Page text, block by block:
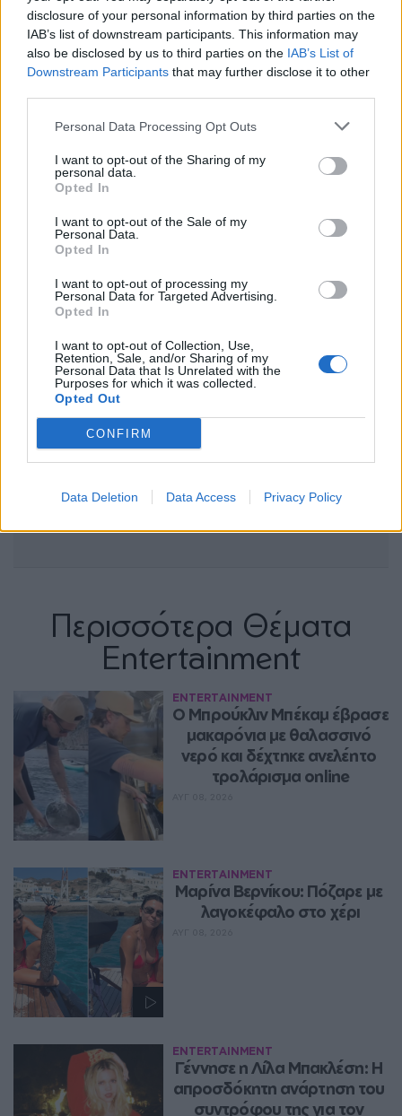
disclosure of your personal information by third parties on the
IAB’s list of downstream participants. This information may
also be disclosed by us to third parties on the IAB’s List of
Downstream Participants that may further disclose it to other
Personal Data Processing Opt Outs
I want to opt-out of the Sharing of my
personal data.
Opted In
I want to opt-out of the Sale of my
Personal Data.
Opted In
I want to opt-out of processing my
Personal Data for Targeted Advertising.
Opted In
I want to opt-out of Collection, Use,
Retention, Sale, and/or Sharing of my
Personal Data that Is Unrelated with the
Purposes for which it was collected.
Opted Out
CONFIRM
Data Deletion Data Access Privacy Policy
μάθετε πρώτοι τα πιο hot νέα.
Ακολουθήστε το Pink.gr και στοInstagram
Περισσότερα Θέματα
Entertainment
ENTERTAINMENT
Ο Μπρούκλιν Μπέκαμ έβρασε
μακαρόνια με θαλασσινό
νερό και δέχτηκε ανελέητο
τρολάρισμα online
ENTERTAINMENT
Μαρίνα Βερνίκου: Πόζαρε με
λαγοκέφαλο στο χέρι
ENTERTAINMENT
Γέννησε η Λίλα Μπακλέση: Η
απροσδόκητη ανάρτηση του
συντρόφου της για τον